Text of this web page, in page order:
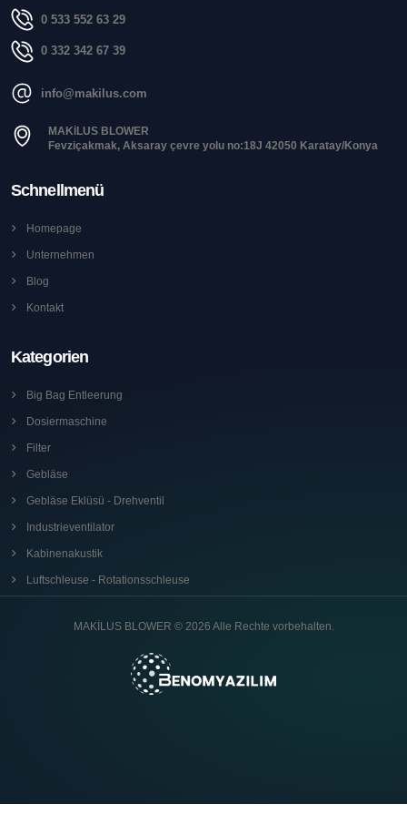
0 533 552 63 29
0 332 342 67 39
info@makilus.com
MAKİLUS BLOWER
Fevziçakmak, Aksaray çevre yolu no:18J 42050 Karatay/Konya
Schnellmenü
Homepage
Unternehmen
Blog
Kontakt
Kategorien
Big Bag Entleerung
Dosiermaschine
Filter
Gebläse
Gebläse Eklüsü - Drehventil
Industrieventilator
Kabinenakustik
Luftschleuse - Rotationsschleuse
MAKİLUS BLOWER © 2026 Alle Rechte vorbehalten.